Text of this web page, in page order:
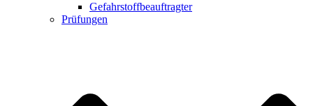
Gefahrstoffbeauftragter
Prüfungen